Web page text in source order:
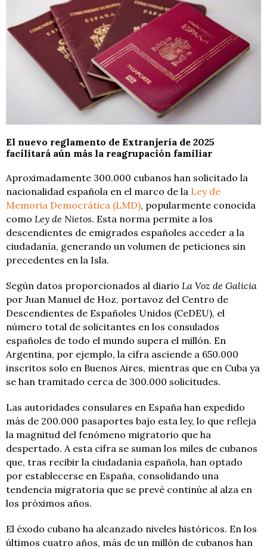
El nuevo reglamento de Extranjería de 2025
facilitará aún más la reagrupación familiar
Aproximadamente 300.000 cubanos han solicitado la
nacionalidad española en el marco de la Ley de
Memoria Democrática (LMD), popularmente conocida
como Ley de Nietos. Esta norma permite a los
descendientes de emigrados españoles acceder a la
ciudadanía, generando un volumen de peticiones sin
precedentes en la Isla.
Según datos proporcionados al diario La Voz de Galicia
por Juan Manuel de Hoz, portavoz del Centro de
Descendientes de Españoles Unidos (CeDEU), el
número total de solicitantes en los consulados
españoles de todo el mundo supera el millón. En
Argentina, por ejemplo, la cifra asciende a 650.000
inscritos solo en Buenos Aires, mientras que en Cuba ya
se han tramitado cerca de 300.000 solicitudes.
Las autoridades consulares en España han expedido
más de 200.000 pasaportes bajo esta ley, lo que refleja
la magnitud del fenómeno migratorio que ha
despertado. A esta cifra se suman los miles de cubanos
que, tras recibir la ciudadanía española, han optado
por establecerse en España, consolidando una
tendencia migratoria que se prevé continúe al alza en
los próximos años.
El éxodo cubano ha alcanzado niveles históricos. En los
últimos cuatro años, más de un millón de cubanos han